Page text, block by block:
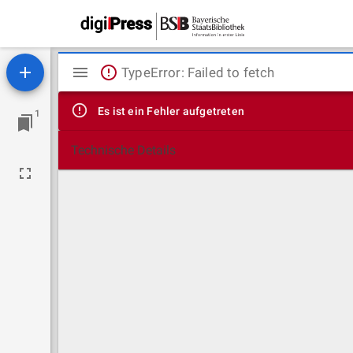
1
Mirador
Viewer
TypeError: Failed to fetch
Es ist ein Fehler aufgetreten
Technische Details